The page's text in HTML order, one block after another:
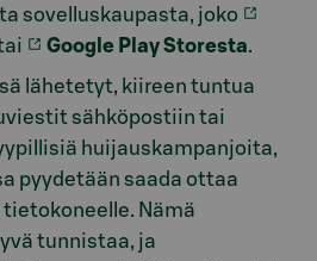
sovelluskaupasta, joko
Google Play Storesta.
lähetetyt, kiireen tuntua
sähköpostiin tai
huijauskampanjoita,
pyydetään saada ottaa
Nämä
tunnistaa, ja